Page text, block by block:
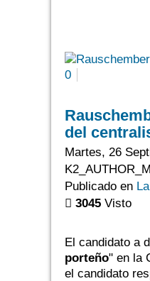
0
del
Martes, 26
Publicado en
3045 Visto
El candidato a
porteño" en la
el candidato